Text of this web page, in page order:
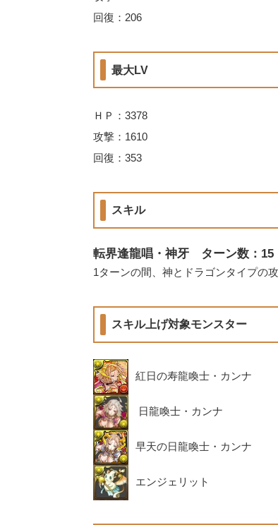
回復：206
最大LV
ＨＰ：3378
攻撃：1610
回復：353
スキル
転界逢龍唱・神牙 ターン数：
1ターンの間、神とドラゴンタイプの
スキル上げ対象モンスター
紅日の寿龍喚士・カンナ
‎日龍喚士・カンナ
早天の日龍喚士・カンナ
エンジェリット